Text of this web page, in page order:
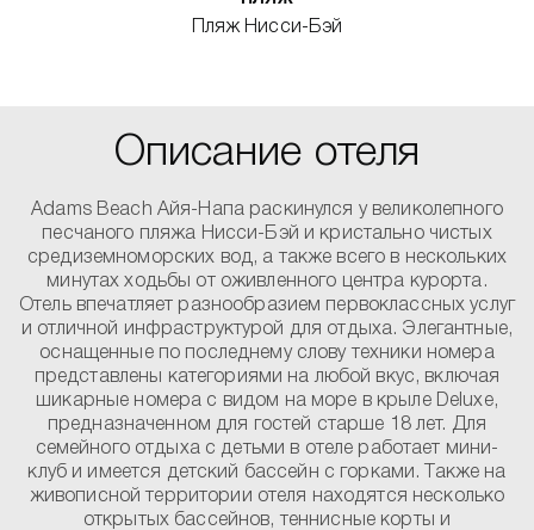
Пляж Нисси-Бэй
Описание отеля
Adams Beach Айя-Напа раскинулся у великолепного
песчаного пляжа Нисси-Бэй и кристально чистых
средиземноморских вод, а также всего в нескольких
минутах ходьбы от оживленного центра курорта.
Отель впечатляет разнообразием первоклассных услуг
и отличной инфраструктурой для отдыха. Элегантные,
оснащенные по последнему слову техники номера
представлены категориями на любой вкус, включая
шикарные номера с видом на море в крыле Deluxe,
предназначенном для гостей старше 18 лет. Для
семейного отдыха с детьми в отеле работает мини-
клуб и имеется детский бассейн с горками. Также на
живописной территории отеля находятся несколько
открытых бассейнов, теннисные корты и